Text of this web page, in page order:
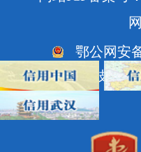
鄂公网安
网站技术支